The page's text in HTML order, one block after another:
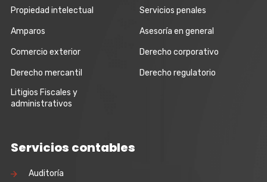
Propiedad intelectual Servicios penales
Amparos Asesoría en general
Comercio exterior Derecho corporativo
Derecho mercantil
Derecho regulatorio
Litigios Fiscales y
administrativos
Servicios contables
Auditoría